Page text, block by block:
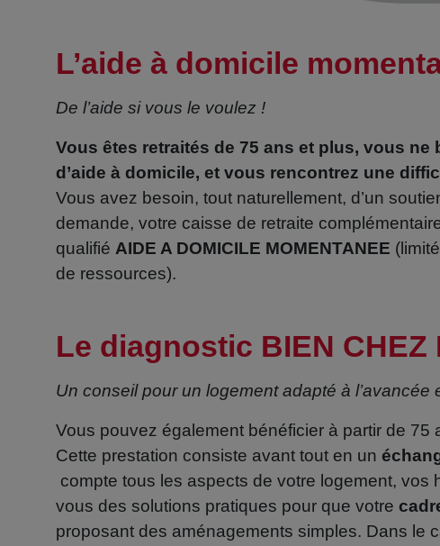
L’aide à domicile
De l’aide si vous le voulez !
Vous êtes retraités de 75 ans et plus, vous ne
d’aide à domicile, et vous rencontrez une
Vous avez besoin, tout naturellement, d’un
demande, votre caisse de retraite
qualifié AIDE A DOMICILE MOMENTANEE
de ressources).
Le diagnostic BIEN CHEZ
Un conseil pour un logement adapté à l’avancée
Vous pouvez également bénéficier à partir de 75
Cette prestation consiste avant tout en un
compte tous les aspects de votre logement,
vous des solutions pratiques pour que votre
proposant des aménagements simples. Dans le